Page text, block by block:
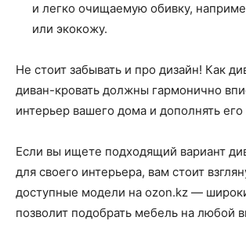
и легко очищаемую обивку,
или экокожу.
Не стоит забывать и про дизайн! Как
диван-кровать должны гармонично
интерьер вашего дома и дополнять его
Если вы ищете подходящий вариант
для своего интерьера, вам стоит
доступные модели на ozon.kz —
позволит подобрать мебель на любой